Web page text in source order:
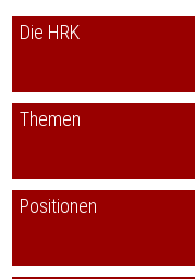
Die HRK
Themen
Positionen